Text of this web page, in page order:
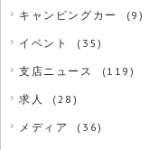
キャンピングカー (9)
イベント (35)
支店ニュース (119)
求人 (28)
メディア (36)